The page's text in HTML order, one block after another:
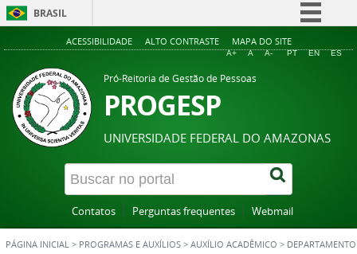
BRASIL
Simplifique!
Acesso à informação
Legislação
Canais
ACESSIBILIDADE ALTO CONTRASTE MAPA DO SITE
A+ A A- PT EN ES
Pró-Reitoria de Gestão de Pessoas
PROGESP
UNIVERSIDADE FEDERAL DO AMAZONAS
Contatos Perguntas frequentes Webmail
PÁGINA INICIAL > PROGRAMAS E AUXÍLIOS > AUXÍLIO ACADÊMICO > DEPARTAMENTO